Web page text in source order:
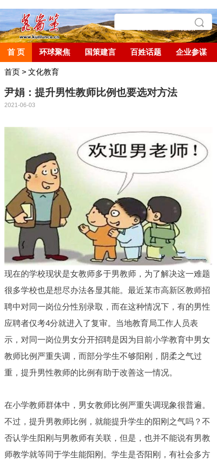
首 页 环球聚焦 国策建言 百姓话题 企业参谋
首页> 文化教育
尹娟：提升男性教师比例也要选对方法
2021-06-03
现在的学校现状是女教师多于男教师，为了解决这一难题
很多学校也是想尽办法各显其能。最近某市高新区教师招
聘中对同一岗位分性别录取，而在这种情况下，有的男性
应聘者仅考4分就进入了复审。当地教育局工作人员表
示，对同一岗位男女分开招聘是因为目前小学教育中男女
教师比例严重失调，而部分学生不够阳刚，阴柔之气过
重，提升男性教师的比例有助于改善这一情况。
在小学教师群体中，男女教师比例严重失调现象很普遍。
不过，提升男教师比例，就能提升学生的阳刚之气吗？不
否认学生阳刚与男教师有关联，但是，也并不能说有男教
师教学就等同于学生能阳刚。学生是否阳刚，有社会多方